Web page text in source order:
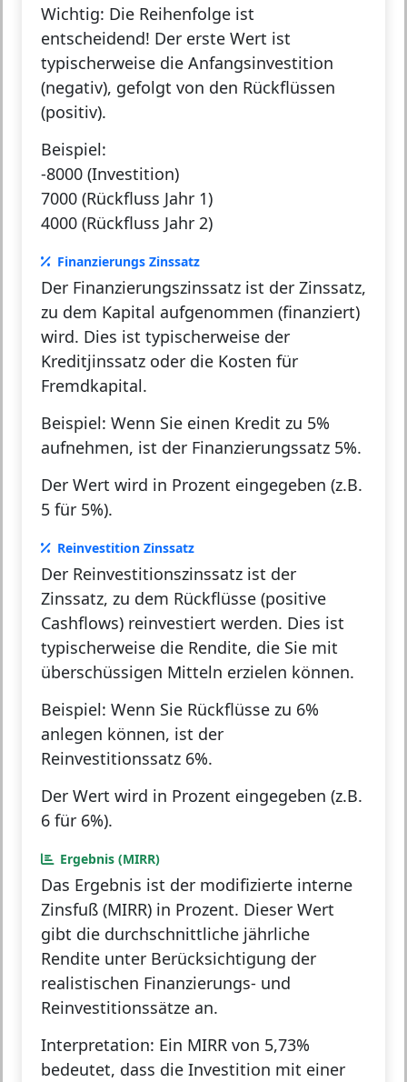
Wichtig: Die Reihenfolge ist
entscheidend! Der erste Wert ist
typischerweise die Anfangsinvestition
(negativ), gefolgt von den Rückflüssen
(positiv).
Beispiel:
-8000 (Investition)
7000 (Rückfluss Jahr 1)
4000 (Rückfluss Jahr 2)
Finanzierungs Zinssatz
Der Finanzierungszinssatz ist der Zinssatz,
zu dem Kapital aufgenommen (finanziert)
wird. Dies ist typischerweise der
Kreditjinssatz oder die Kosten für
Fremdkapital.
Beispiel: Wenn Sie einen Kredit zu 5%
aufnehmen, ist der Finanzierungssatz 5%.
Der Wert wird in Prozent eingegeben (z.B.
5 für 5%).
Reinvestition Zinssatz
Der Reinvestitionszinssatz ist der
Zinssatz, zu dem Rückflüsse (positive
Cashflows) reinvestiert werden. Dies ist
typischerweise die Rendite, die Sie mit
überschüssigen Mitteln erzielen können.
Beispiel: Wenn Sie Rückflüsse zu 6%
anlegen können, ist der
Reinvestitionssatz 6%.
Der Wert wird in Prozent eingegeben (z.B.
6 für 6%).
Ergebnis (MIRR)
Das Ergebnis ist der modifizierte interne
Zinsfuß (MIRR) in Prozent. Dieser Wert
gibt die durchschnittliche jährliche
Rendite unter Berücksichtigung der
realistischen Finanzierungs- und
Reinvestitionssätze an.
Interpretation: Ein MIRR von 5,73%
bedeutet, dass die Investition mit einer